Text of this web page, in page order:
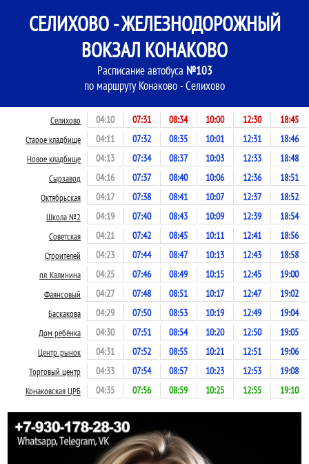
СЕЛИХОВО - ЖЕЛЕЗНОДОРОЖНЫЙ
ВОКЗАЛ КОНАКОВО
Расписание автобуса №103
по маршруту Конаково - Селихово
Селихово 04:10 07:31 08:34 10:00 12:30 18:45
Старое кладбище 04:11 07:32 08:35 10:01 12:31 18:46
Новое кладбище 04:13 07:34 08:37 10:03 12:33 18:48
Сырзавод 04:16 07:37 08:40 10:06 12:36 18:51
Октябрьская 04:17 07:38 08:41 10:07 12:37 18:52
Школа №2 04:19 07:40 08:43 10:09 12:39 18:54
Советская 04:21 07:42 08:45 10:11 12:41 18:56
Строителей 04:23 07:44 08:47 10:13 12:43 18:58
пл. Калинина 04:25 07:46 08:49 10:15 12:45 19:00
Фаянсовый 04:27 07:48 08:51 10:17 12:47 19:02
Баскакова 04:29 07:50 08:53 10:19 12:49 19:04
Дом ребёнка 04:30 07:51 08:54 10:20 12:50 19:05
Центр. рынок 04:31 07:52 08:55 10:21 12:51 19:06
Торговый центр 04:33 07:54 08:57 10:23 12:53 19:08
Конаковская ЦРБ 04:35 07:56 08:59 10:25 12:55 19:10